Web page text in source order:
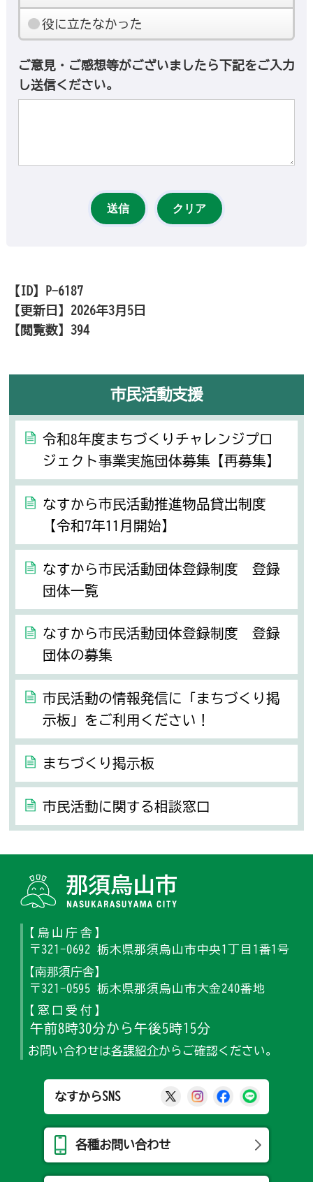
役に立たなかった
ご意見・ご感想等がございましたら下記をご入力
し送信ください。
【ID】
P-6187
【更新日】 2026年3月5日
【閲覧数】394
市民活動支援
令和8年度まちづくりチャレンジプロ
ジェクト事業実施団体募集【再募集】
なすから市民活動推進物品貸出制度
【令和7年11月開始】
なすから市民活動団体登録制度 登録
団体一覧
なすから市民活動団体登録制度 登録
団体の募集
市民活動の情報発信に「まちづくり掲
示板」をご利用ください！
まちづくり掲示板
市民活動に関する相談窓口
【烏山庁舎】
〒321-0692 栃木県那須烏山市中央1丁目1番1号
【南那須庁舎】
〒321-0595 栃木県那須烏山市大金240番地
【窓口受付】
午前8時30分から午後5時15分
お問い合わせは各課紹介からご確認ください。
なすからSNS 那須烏山市公式X
那須烏山市公式
那須烏山市
各種お問い合わせ